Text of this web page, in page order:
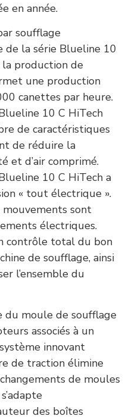
en année.
soufflage
la série Blueline 10
production de
une production
canettes par heure.
10 C HiTech
de caractéristiques
de réduire la
et d’air comprimé.
10 C HiTech a
« tout électrique ».
sont
électriques.
contrôle total du bon
de soufflage, ainsi
l’ensemble du
du moule de soufflage
associés à un
innovant
de traction élimine
de moules
des boîtes